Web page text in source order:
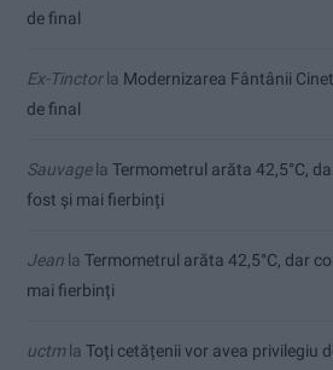
de final
Ex-Tinctorla Modernizarea Fântânii
de final
Sauvagela Termometrul arăta 42,5°C,
fost și mai fierbinți
Jean la Termometrul arăta 42,5°C, dar
mai fierbinți
uctmla Toți cetățenii vor avea privilegiu